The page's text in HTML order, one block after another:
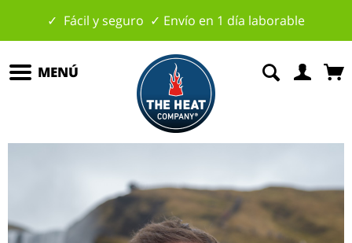
✓ Fácil y seguro ✓ Envío en 1 día laborable
MENÚ